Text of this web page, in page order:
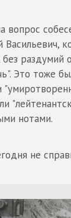
вопрос
раздумий
Это тоже
нотами.
не